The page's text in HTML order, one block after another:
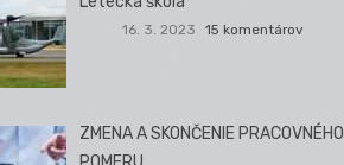
16. 3. 2023 15 komentárov
ZMENA A SKONČENIE PRACOVNÉHO